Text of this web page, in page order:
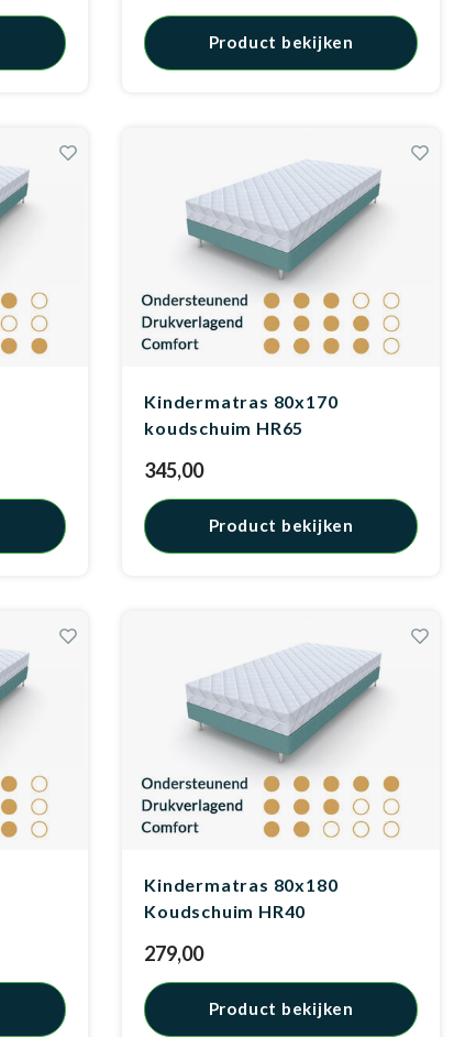
Product bekijken
Kindermatras 80x170
koudschuim HR65
345,00
Product bekijken
Kindermatras 80x180
Koudschuim HR40
279,00
Product bekijken